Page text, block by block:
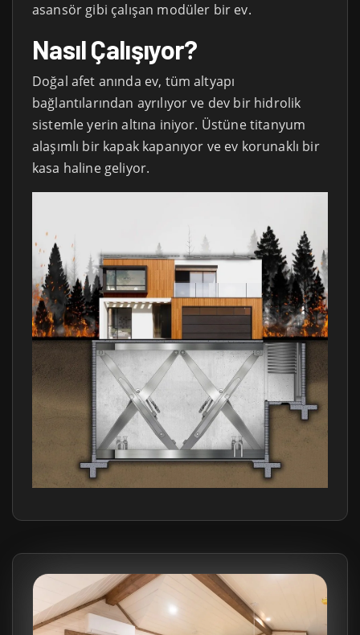
asansör gibi çalışan modüler bir ev.
Nasıl Çalışıyor?
Doğal afet anında ev, tüm altyapı
bağlantılarından ayrılıyor ve dev bir hidrolik
sistemle yerin altına iniyor. Üstüne titanyum
alaşımlı bir kapak kapanıyor ve ev korunaklı bir
kasa haline geliyor.